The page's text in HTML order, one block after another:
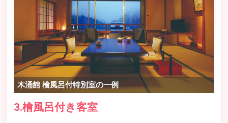
木涌館 檜風呂付特別室の一例
3.檜風呂付き客室